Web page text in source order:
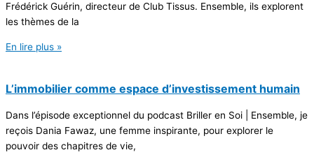
Frédérick Guérin, directeur de Club Tissus. Ensemble, ils explorent
les thèmes de la
En lire plus »
L’immobilier comme espace d’investissement humain
Dans l’épisode exceptionnel du podcast Briller en Soi | Ensemble, je
reçois Dania Fawaz, une femme inspirante, pour explorer le
pouvoir des chapitres de vie,